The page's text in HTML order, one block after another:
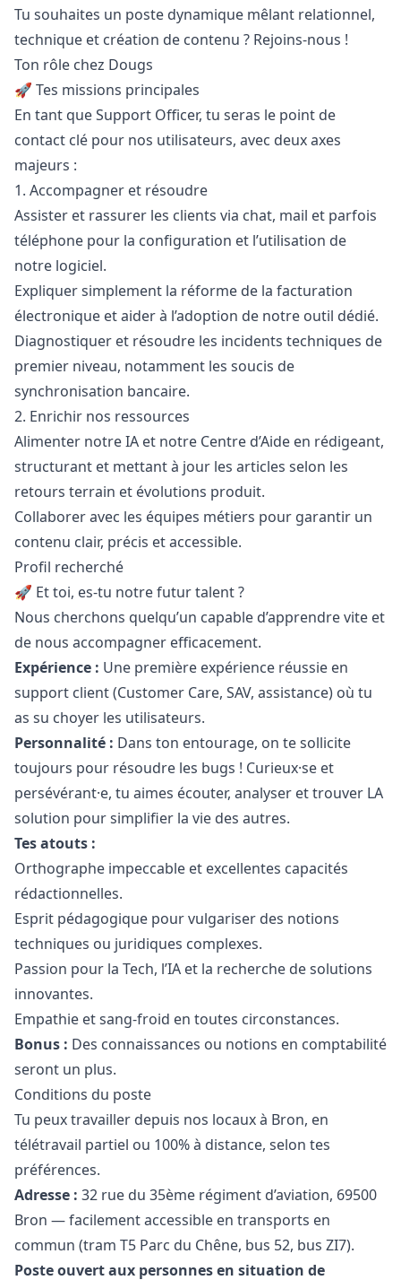
Tu souhaites un poste dynamique mêlant relationnel,
technique et création de contenu ? Rejoins-nous !
Ton rôle chez Dougs
🚀 Tes missions principales
En tant que Support Officer, tu seras le point de
contact clé pour nos utilisateurs, avec deux axes
majeurs :
1. Accompagner et résoudre
Assister et rassurer les clients via chat, mail et parfois
téléphone pour la configuration et l’utilisation de
notre logiciel.
Expliquer simplement la réforme de la facturation
électronique et aider à l’adoption de notre outil dédié.
Diagnostiquer et résoudre les incidents techniques de
premier niveau, notamment les soucis de
synchronisation bancaire.
2. Enrichir nos ressources
Alimenter notre IA et notre Centre d’Aide en rédigeant,
structurant et mettant à jour les articles selon les
retours terrain et évolutions produit.
Collaborer avec les équipes métiers pour garantir un
contenu clair, précis et accessible.
Profil recherché
🚀 Et toi, es-tu notre futur talent ?
Nous cherchons quelqu’un capable d’apprendre vite et
de nous accompagner efficacement.
Expérience : Une première expérience réussie en
support client (Customer Care, SAV, assistance) où tu
as su choyer les utilisateurs.
Personnalité : Dans ton entourage, on te sollicite
toujours pour résoudre les bugs ! Curieux·se et
persévérant·e, tu aimes écouter, analyser et trouver LA
solution pour simplifier la vie des autres.
Tes atouts :
Orthographe impeccable et excellentes capacités
rédactionnelles.
Esprit pédagogique pour vulgariser des notions
techniques ou juridiques complexes.
Passion pour la Tech, l’IA et la recherche de solutions
innovantes.
Empathie et sang-froid en toutes circonstances.
Bonus : Des connaissances ou notions en comptabilité
seront un plus.
Conditions du poste
Tu peux travailler depuis nos locaux à Bron, en
télétravail partiel ou 100% à distance, selon tes
préférences.
Adresse : 32 rue du 35ème régiment d’aviation, 69500
Bron — facilement accessible en transports en
commun (tram T5 Parc du Chêne, bus 52, bus ZI7).
Poste ouvert aux personnes en situation de